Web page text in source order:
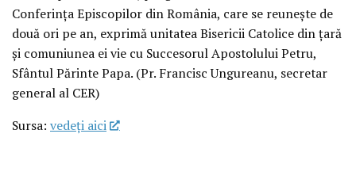
Conferința Episcopilor din România, care se reunește de
două ori pe an, exprimă unitatea Bisericii Catolice din țară
și comuniunea ei vie cu Succesorul Apostolului Petru,
Sfântul Părinte Papa. (Pr. Francisc Ungureanu, secretar
general al CER)
Sursa: vedeţi aici